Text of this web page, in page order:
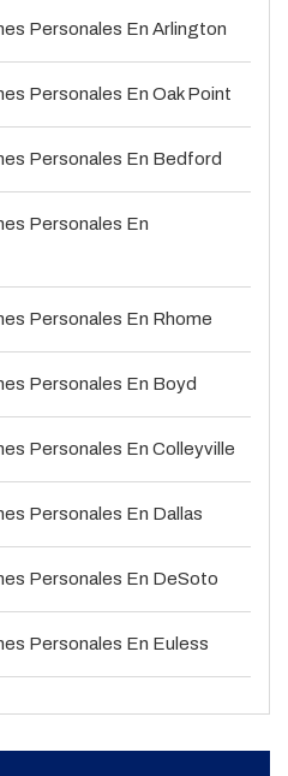
Personales En Arlington
Personales En Oak Point
Personales En Bedford
Personales En
Personales En Rhome
Personales En Boyd
Personales En Colleyville
Personales En Dallas
Personales En DeSoto
Personales En Euless